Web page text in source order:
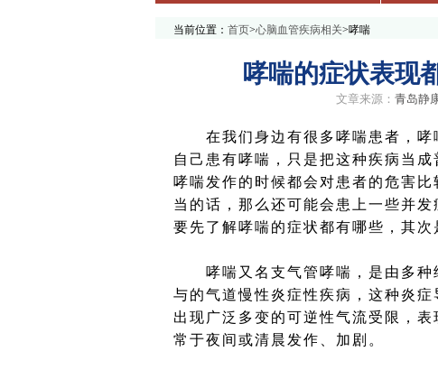
当前位置： 首页>心脑血管疾病相关>哮喘
哮喘的症状表现
文章来源： 青岛静
在我们身边有很多哮喘患者，哮
自己患有哮喘，只是把这种疾病当
哮喘发作的时候都会对患者的危害
当的话，那么还可能会患上一些并
要先了解哮喘的症状都有哪些，其次
哮喘又名支气管哮喘，是由多种
与的气道慢性炎症性疾病，这种炎
出现广泛多变的可逆性气流受限，
常于夜间或清晨发作、加剧。